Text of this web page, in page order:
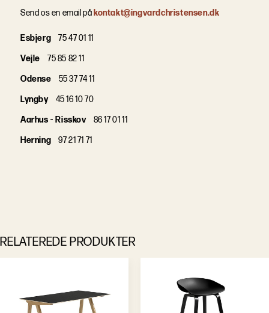
Send os en email på kontakt@ingvardchristensen.dk
Esbjerg
75 47 01 11
Vejle
75 85 82 11
Odense
55 37 74 11
Lyngby
45 16 10 70
Aarhus - Risskov
86 17 01 11
Herning
97 21 71 71
RELATEREDE PRODUKTER